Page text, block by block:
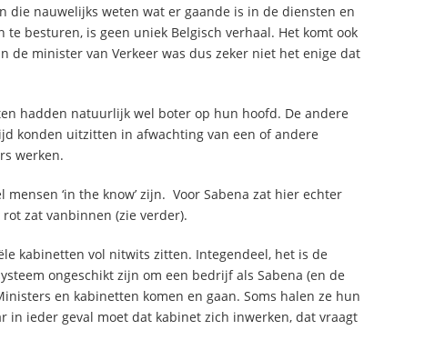
die nauwelijks weten wat er gaande is in de diensten en
besturen, is geen uniek Belgisch verhaal. Het komt ook
de minister van Verkeer was dus zeker niet het enige dat
hadden natuurlijk wel boter op hun hoofd. De andere
konden uitzitten in afwachting van een of andere
werken.
‘in the know’ zijn. Voor Sabena zat hier echter
zat vanbinnen (zie verder).
kabinetten vol nitwits zitten. Integendeel, het is de
ongeschikt zijn om een bedrijf als Sabena (en de
en kabinetten komen en gaan. Soms halen ze hun
in ieder geval moet dat kabinet zich inwerken, dat vraagt